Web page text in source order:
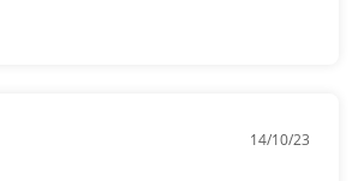
14/10/23